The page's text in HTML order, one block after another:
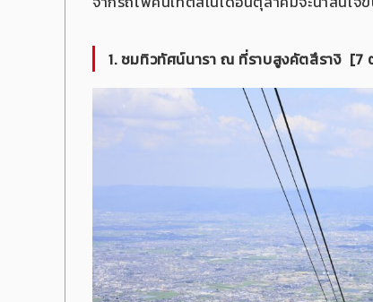
1. ชมทิวทัศน์นารา ณ ที่ราบสูงคัตสึรางิ [7